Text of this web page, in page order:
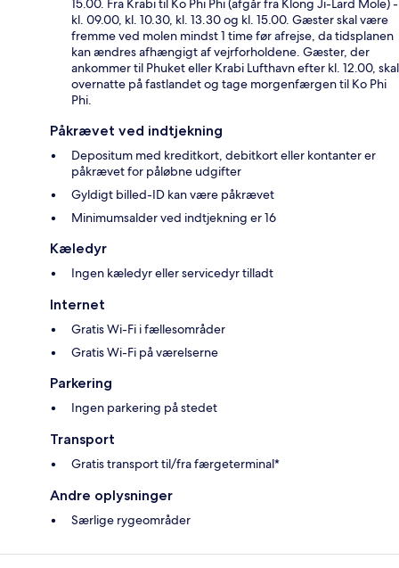
15.00. Fra Krabi til Ko Phi Phi (afgår fra Klong Ji-Lard Mole) -
kl. 09.00, kl. 10.30, kl. 13.30 og kl. 15.00. Gæster skal være
fremme ved molen mindst 1 time før afrejse, da tidsplanen
kan ændres afhængigt af vejrforholdene. Gæster, der
ankommer til Phuket eller Krabi Lufthavn efter kl. 12.00, skal
overnatte på fastlandet og tage morgenfærgen til Ko Phi
Phi.
Påkrævet ved indtjekning
Depositum med kreditkort, debitkort eller kontanter er
påkrævet for påløbne udgifter
Gyldigt billed-ID kan være påkrævet
Minimumsalder ved indtjekning er 16
Kæledyr
Ingen kæledyr eller servicedyr tilladt
Internet
Gratis Wi-Fi i fællesområder
Gratis Wi-Fi på værelserne
Parkering
Ingen parkering på stedet
Transport
Gratis transport til/fra færgeterminal*
Andre oplysninger
Særlige rygeområder